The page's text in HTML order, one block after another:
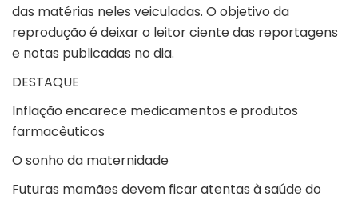
das matérias neles veiculadas. O objetivo da
reprodução é deixar o leitor ciente das reportagens
e notas publicadas no dia.
DESTAQUE
Inflação encarece medicamentos e produtos
farmacêuticos
O sonho da maternidade
Futuras mamães devem ficar atentas à saúde do